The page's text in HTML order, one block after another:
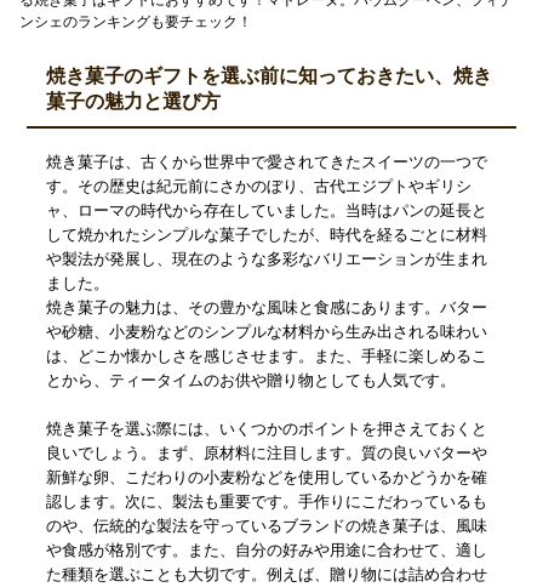
ンシェのランキングも要チェック！
焼き菓子のギフトを選ぶ前に知っておきたい、焼き
菓子の魅力と選び方
焼き菓子は、古くから世界中で愛されてきたスイーツの一つで
す。その歴史は紀元前にさかのぼり、古代エジプトやギリシ
ャ、ローマの時代から存在していました。当時はパンの延長と
して焼かれたシンプルな菓子でしたが、時代を経るごとに材料
や製法が発展し、現在のような多彩なバリエーションが生まれ
ました。
焼き菓子の魅力は、その豊かな風味と食感にあります。バター
や砂糖、小麦粉などのシンプルな材料から生み出される味わい
は、どこか懐かしさを感じさせます。また、手軽に楽しめるこ
とから、ティータイムのお供や贈り物としても人気です。
焼き菓子を選ぶ際には、いくつかのポイントを押さえておくと
良いでしょう。まず、原材料に注目します。質の良いバターや
新鮮な卵、こだわりの小麦粉などを使用しているかどうかを確
認します。次に、製法も重要です。手作りにこだわっているも
のや、伝統的な製法を守っているブランドの焼き菓子は、風味
や食感が格別です。また、自分の好みや用途に合わせて、適し
た種類を選ぶことも大切です。例えば、贈り物には詰め合わせ